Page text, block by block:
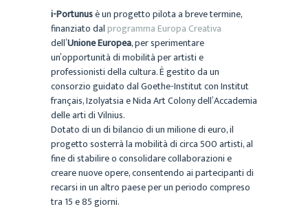
i-Portunusè un progetto pilota a breve termine,
finanziato dalprogramma Europa Creativa
dell’Unione Europea, per sperimentare
un’opportunità di mobilità per artisti e
professionisti della cultura. È gestito da un
consorzio guidato dal Goethe-Institut con Institut
français, Izolyatsia e Nida Art Colony dell’Accademia
delle arti di Vilnius.
Dotato di un di bilancio di un milione di euro, il
progetto sosterrà la mobilità di circa 500 artisti, al
fine di stabilire o consolidare collaborazioni e
creare nuove opere, consentendo ai partecipanti di
recarsi in un altro paese per un periodo compreso
tra 15 e 85 giorni.